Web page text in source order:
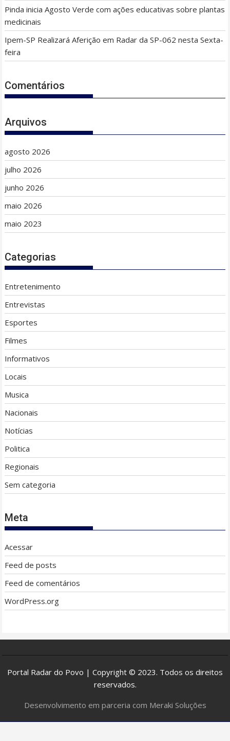
Pinda inicia Agosto Verde com ações educativas sobre plantas
medicinais
Ipem-SP Realizará Aferição em Radar da SP-062 nesta Sexta-
feira
Comentários
Arquivos
agosto 2026
julho 2026
junho 2026
maio 2026
maio 2023
Categorias
Entretenimento
Entrevistas
Esportes
Filmes
Informativos
Locais
Musica
Nacionais
Notícias
Politica
Regionais
Sem categoria
Meta
Acessar
Feed de posts
Feed de comentários
WordPress.org
Portal Radar do Povo | Copyright © 2023. Todos os direitos
reservados.
Desenvolvimento em parceria com Meraki Soluções